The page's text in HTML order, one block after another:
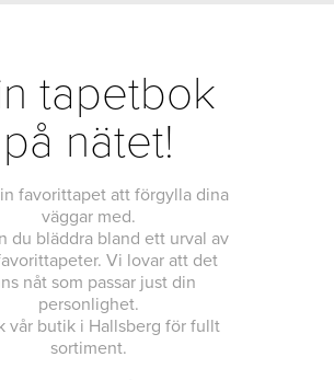
tapetbok
på nätet!
favorittapet att förgylla dina
väggar med.
du bläddra bland ett urval av
Vi lovar att det
nåt som passar just din
personlighet.
vår butik i Hallsberg för fullt
sortiment.